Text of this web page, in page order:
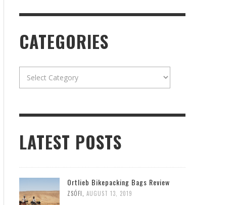
CATEGORIES
LATEST POSTS
Ortlieb Bikepacking Bags Review
ZSÓFI AUGUST 13, 2019